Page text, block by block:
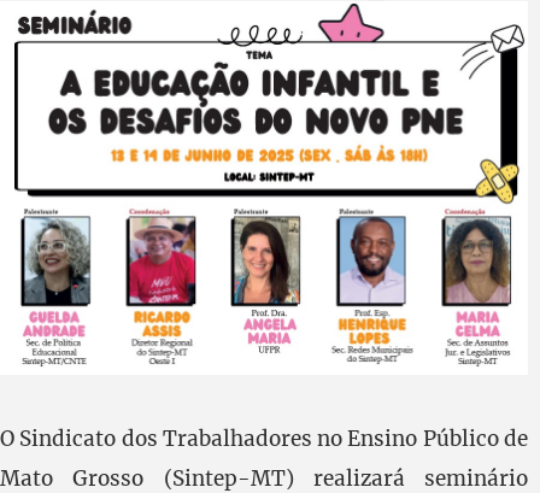
O Sindicato dos Trabalhadores no Ensino Público de
Mato Grosso (Sintep-MT) realizará seminário